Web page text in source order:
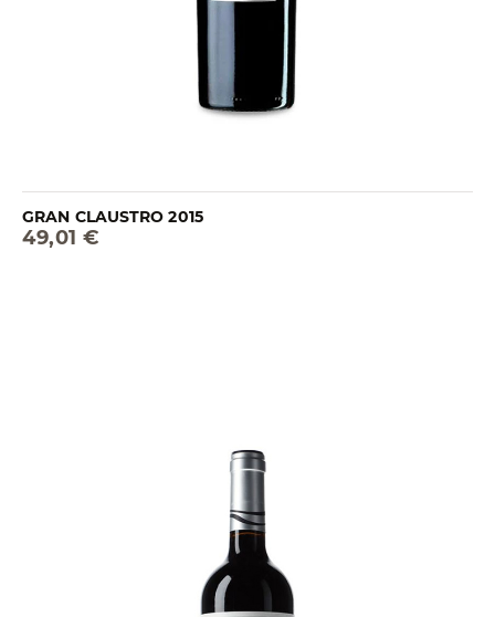
GRAN CLAUSTRO 2015
49,01 €